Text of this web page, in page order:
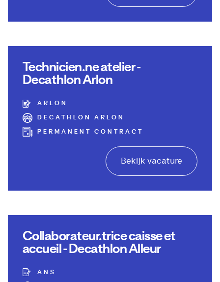
Technicien.ne atelier -
Decathlon Arlon
ARLON
DECATHLON ARLON
PERMANENT CONTRACT
Bekijk vacature
Collaborateur.trice caisse et
accueil - Decathlon Alleur
ANS